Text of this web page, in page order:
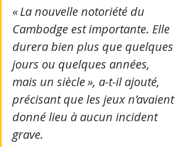
« La nouvelle notoriété du
Cambodge est importante. Elle
durera bien plus que quelques
jours ou quelques années,
mais un siècle », a-t-il ajouté,
précisant que les jeux n’avaient
donné lieu à aucun incident
grave.